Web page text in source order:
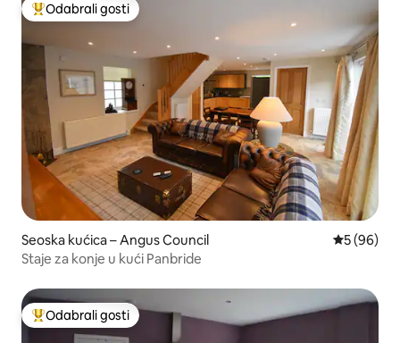
Među najviše rangiranima s oznakom „Odabrali gosti”
Odabrali gosti
Seoska kućica – Angus Council Prosječna
5 (96)
Staje za konje u kući Panbride
Među najviše rangiranima s oznakom „Odabrali gosti”
Odabrali gosti